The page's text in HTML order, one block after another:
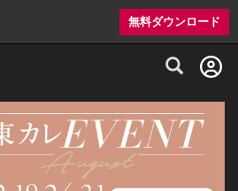
無料ダウンロード
グルメ情報・プレミアムレストラン予約